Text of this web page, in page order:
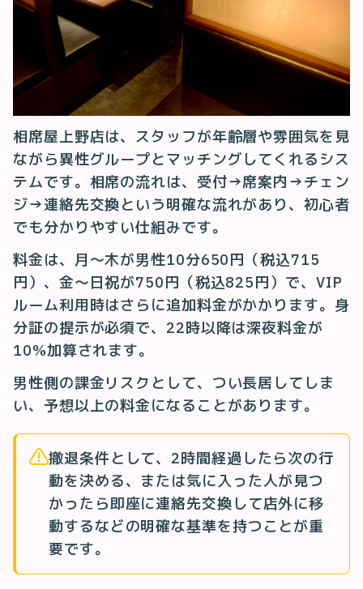
相席屋上野店は、スタッフが年齢層や雰囲気を見
ながら異性グループとマッチングしてくれるシス
テムです。相席の流れは、受付→席案内→チェン
ジ→連絡先交換という明確な流れがあり、初心者
でも分かりやすい仕組みです。
料金は、月〜木が男性10分650円（税込715
円）、金〜日祝が750円（税込825円）で、VIP
ルーム利用時はさらに追加料金がかかります。身
分証の提示が必須で、22時以降は深夜料金が
10%加算されます。
男性側の課金リスクとして、つい長居してしま
い、予想以上の料金になることがあります。
撤退条件として、2時間経過したら次の行
動を決める、または気に入った人が見つ
かったら即座に連絡先交換して店外に移
動するなどの明確な基準を持つことが重
要です。